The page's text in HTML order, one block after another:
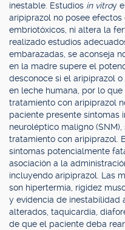
inestable. Estudios in vitroy
aripiprazol no posee efectos
embriotóxicos, ni altera la
realizado estudios
embarazadas, se aconseja
en la madre supere el
desconoce si el aripiprazol
en leche humana, por lo
tratamiento con aripiprazol
paciente presente síntomas
neuroléptico maligno
tratamiento con aripiprazol.
síntomas potencialmente
asociación a la
incluyendo aripiprazol. Las
son hipertermia, rigidez
y evidencia de inestabilidad
alterados, taquicardia,
de que el paciente deba